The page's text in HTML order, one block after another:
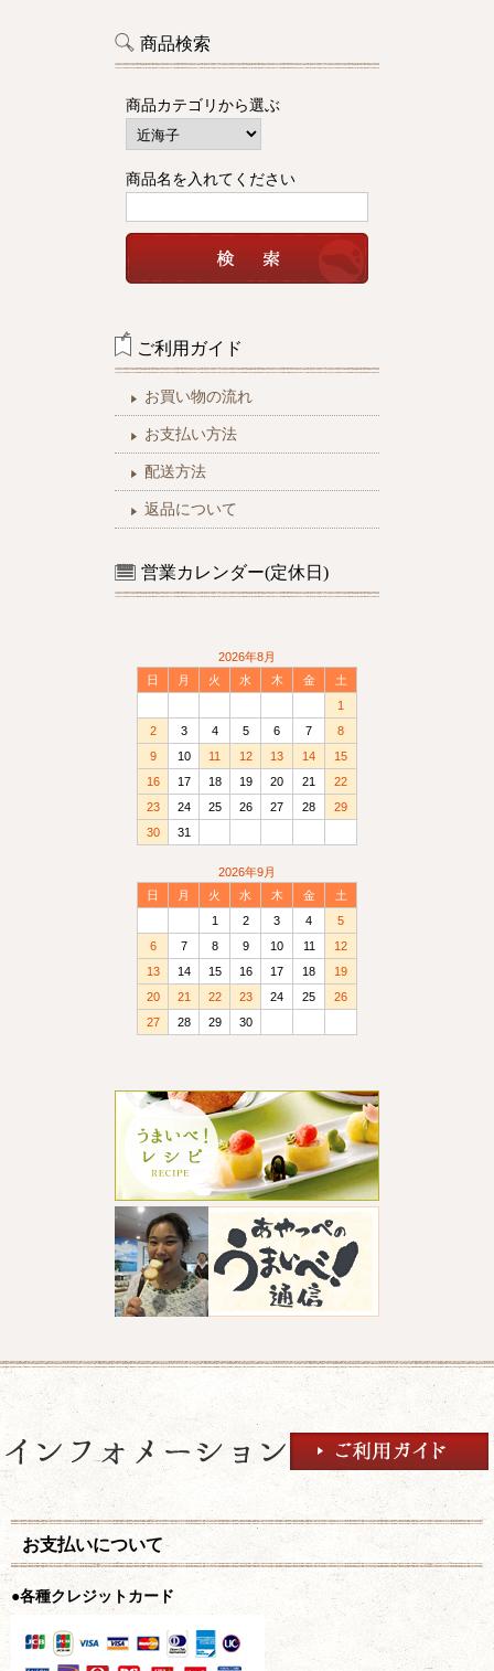
商品検索
商品カテゴリから選ぶ
商品名を入れてください
ご利用ガイド
お買い物の流れ
お支払い方法
配送方法
返品について
営業カレンダー(定休日)
2026年8月
日
月 火 水 木 金
土
1
2
3 4 5 6 7
8
9
10 11 12 13 14
15
16
17 18 19 20 21
22
23
24 25 26 27 28
29
30
31
2026年9月
日
月 火 水 木 金
土
1
2 3 4
5
6
7 8 9 10 11
12
13
14 15 16 17 18
19
20
21 22 23 24 25
26
27
28 29 30
お支払いについて
●各種クレジットカード